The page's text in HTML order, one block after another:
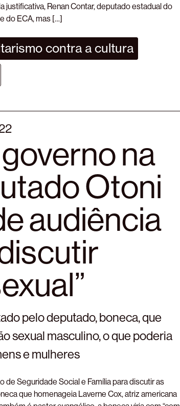
justificativa, Renan Contar, deputado estadual do
do ECA, mas […]
contra a cultura
na
Otoni
audiência
pelo deputado, boneca, que
sexual masculino, o que poderia
e mulheres
Seguridade Social e Família para discutir as
que homenageia Laverne Cox, atriz americana